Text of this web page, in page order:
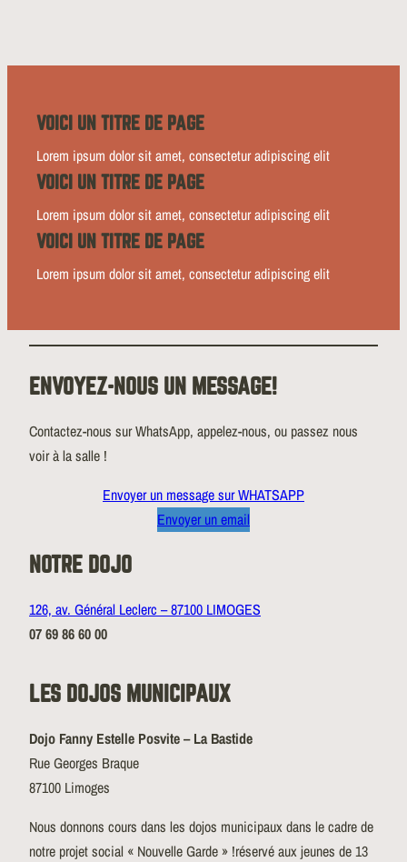
VOICI UN TITRE DE PAGE
Lorem ipsum dolor sit amet, consectetur adipiscing elit
VOICI UN TITRE DE PAGE
Lorem ipsum dolor sit amet, consectetur adipiscing elit
VOICI UN TITRE DE PAGE
Lorem ipsum dolor sit amet, consectetur adipiscing elit
ENVOYEZ-NOUS UN MESSAGE!
Contactez-nous sur WhatsApp, appelez-nous, ou passez nous
voir à la salle !
Envoyer un message sur WHATSAPP
Envoyer un email
NOTRE DOJO
126, av. Général Leclerc – 87100 LIMOGES
07 69 86 60 00
LES DOJOS MUNICIPAUX
Dojo Fanny Estelle Posvite – La Bastide
Rue Georges Braque
87100 Limoges
Nous donnons cours dans les dojos municipaux dans le cadre de
notre projet social « Nouvelle Garde » !réservé aux jeunes de 13